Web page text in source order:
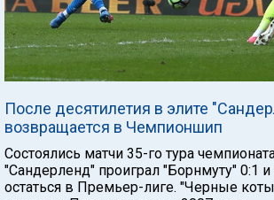
После десятилетия в элите
возвращается в Чемпионшип
Состоялись матчи 35-го тура
"Сандерленд" проиграл "Борнмуту" 0:1
остаться в Премьер-лиге. "Черные